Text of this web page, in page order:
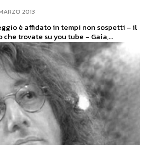
2013
è affidato in tempi non sospetti – il
che trovate su you tube – Gaia,...